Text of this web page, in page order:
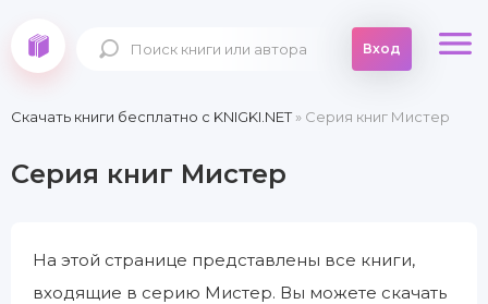
Вход
Скачать книги бесплатно c KNIGKI.NET» Серия книг Мистер
Серия книг Мистер
На этой странице представлены все книги,
входящие в серию Мистер. Вы можете скачать